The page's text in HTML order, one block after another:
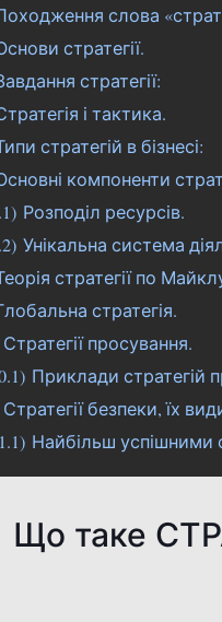
слова
стратегії.
стратегії:
і тактика.
стратегій в бізнесі:
компоненти
Розподіл ресурсів.
Унікальна система
стратегії по
стратегія.
Стратегії просування.
Приклади стратегій
Стратегії безпеки, їх
Найбільш успішними
Що таке